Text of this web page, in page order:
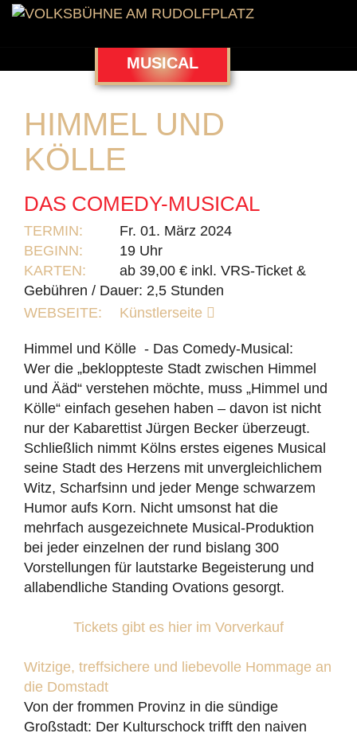
MUSICAL
HIMMEL UND
KÖLLE
DAS COMEDY-MUSICAL
TERMIN:
Fr. 01. März 2024
BEGINN:
19 Uhr
KARTEN:
ab 39,00 € inkl. VRS-Ticket &
Gebühren / Dauer: 2,5 Stunden
WEBSEITE:
Künstlerseite
Himmel und Kölle - Das Comedy-Musical:
Wer die „bekloppteste Stadt zwischen Himmel
und Ääd“ verstehen möchte, muss „Himmel und
Kölle“ einfach gesehen haben – davon ist nicht
nur der Kabarettist Jürgen Becker überzeugt.
Schließlich nimmt Kölns erstes eigenes Musical
seine Stadt des Herzens mit unvergleichlichem
Witz, Scharfsinn und jeder Menge schwarzem
Humor aufs Korn. Nicht umsonst hat die
mehrfach ausgezeichnete Musical-Produktion
bei jeder einzelnen der rund bislang 300
Vorstellungen für lautstarke Begeisterung und
allabendliche Standing Ovations gesorgt.
Tickets gibt es hier im Vorverkauf
Witzige, treffsichere und liebevolle Hommage an
die Domstadt
Von der frommen Provinz in die sündige
Großstadt: Der Kulturschock trifft den naiven